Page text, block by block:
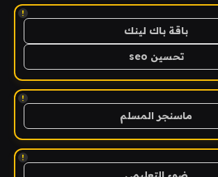
!
باقة باك لينك
تحسين seo
!
ماسنجر المسلم
!